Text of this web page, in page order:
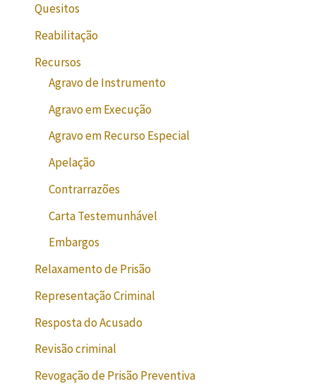
Quesitos
Reabilitação
Recursos
Agravo de Instrumento
Agravo em Execução
Agravo em Recurso Especial
Apelação
Contrarrazões
Carta Testemunhável
Embargos
Relaxamento de Prisão
Representação Criminal
Resposta do Acusado
Revisão criminal
Revogação de Prisão Preventiva